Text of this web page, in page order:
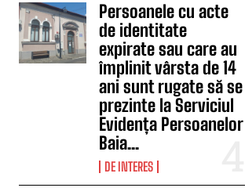
Persoanele cu acte
de identitate
expirate sau care au
împlinit vârsta de 14
ani sunt rugate să se
prezinte la Serviciul
Evidența Persoanelor
Baia...
DE INTERES